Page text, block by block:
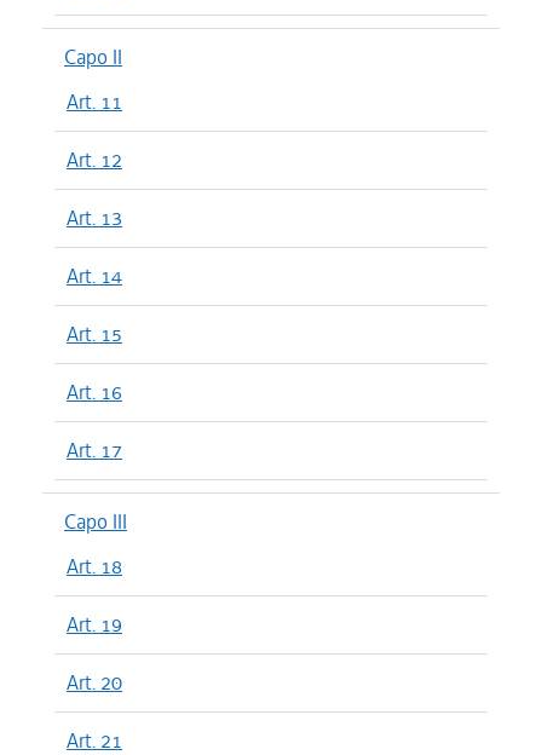
Capo II
Art. 11
Art. 12
Art. 13
Art. 14
Art. 15
Art. 16
Art. 17
Capo III
Art. 18
Art. 19
Art. 20
Art. 21